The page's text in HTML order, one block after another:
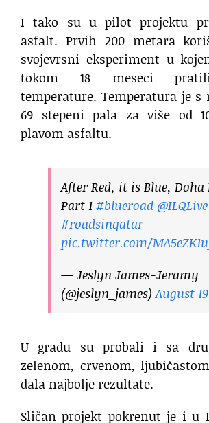
I tako su u pilot projektu
asfalt. Prvih 200 metara
svojevrsni eksperiment u
tokom 18 meseci
temperature. Temperatura je
69 stepeni pala za više od
plavom asfaltu.
After Red, it is Blue, Doha
Part 1#blueroad @ILQLive
#roadsinqatar
pic.twitter.com/
— Jeslyn James-Jeramy
(@jeslyn_james)August
U gradu su probali i sa
zelenom, crvenom,
dala najbolje rezultate.
Sličan projekt pokrenut je i u